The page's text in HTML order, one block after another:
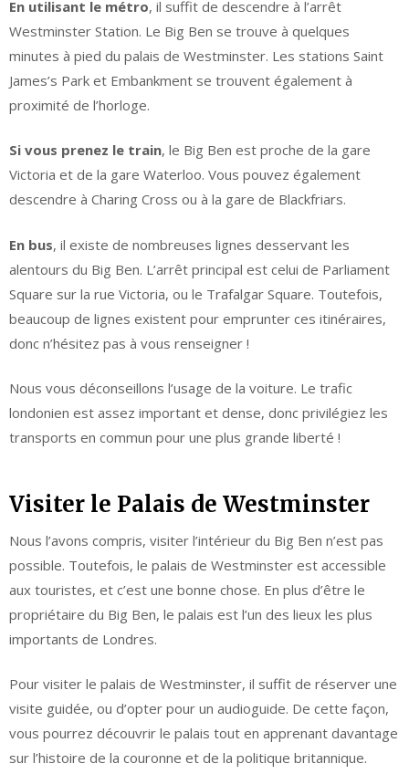
En utilisant le métro, il suffit de descendre à l’arrêt
Westminster Station. Le Big Ben se trouve à quelques
minutes à pied du palais de Westminster. Les stations Saint
James’s Park et Embankment se trouvent également à
proximité de l’horloge.
Si vous prenez le train, le Big Ben est proche de la gare
Victoria et de la gare Waterloo. Vous pouvez également
descendre à Charing Cross ou à la gare de Blackfriars.
En bus, il existe de nombreuses lignes desservant les
alentours du Big Ben. L’arrêt principal est celui de Parliament
Square sur la rue Victoria, ou le Trafalgar Square. Toutefois,
beaucoup de lignes existent pour emprunter ces itinéraires,
donc n’hésitez pas à vous renseigner !
Nous vous déconseillons l’usage de la voiture. Le trafic
londonien est assez important et dense, donc privilégiez les
transports en commun pour une plus grande liberté !
Visiter le Palais de Westminster
Nous l’avons compris, visiter l’intérieur du Big Ben n’est pas
possible. Toutefois, le palais de Westminster est accessible
aux touristes, et c’est une bonne chose. En plus d’être le
propriétaire du Big Ben, le palais est l’un des lieux les plus
importants de Londres.
Pour visiter le palais de Westminster, il suffit de réserver une
visite guidée, ou d’opter pour un audioguide. De cette façon,
vous pourrez découvrir le palais tout en apprenant davantage
sur l’histoire de la couronne et de la politique britannique.